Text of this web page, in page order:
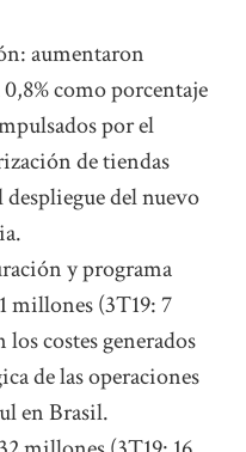
aumentaron
como porcentaje
por el
de tiendas
del nuevo
y programa
millones (3T19: 7
costes generados
de las operaciones
en Brasil.